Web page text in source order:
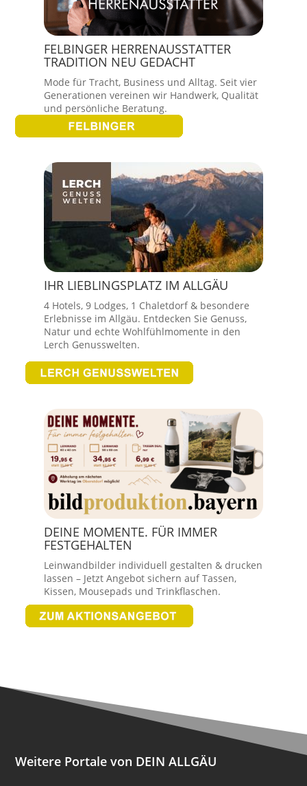
FELBINGER HERRENAUSSTATTER
TRADITION NEU GEDACHT
Mode für Tracht, Business und Alltag. Seit vier
Generationen vereinen wir Handwerk, Qualität
und persönliche Beratung.
IHR LIEBLINGSPLATZ IM ALLGÄU
4 Hotels, 9 Lodges, 1 Chaletdorf & besondere
Erlebnisse im Allgäu. Entdecken Sie Genuss,
Natur und echte Wohlfühlmomente in den
Lerch Genusswelten.
DEINE MOMENTE. FÜR IMMER
FESTGEHALTEN
Leinwandbilder individuell gestalten & drucken
lassen – Jetzt Angebot sichern auf Tassen,
Kissen, Mousepads und Trinkflaschen.
Weitere Portale von DEIN ALLGÄU